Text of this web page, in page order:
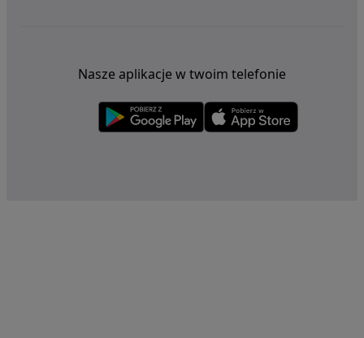
Nasze aplikacje w twoim telefonie